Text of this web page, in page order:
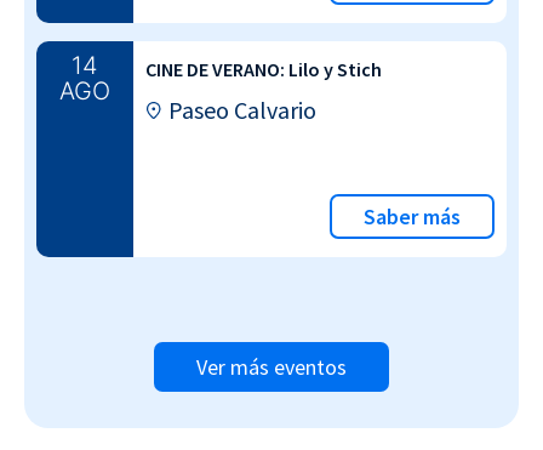
14
AGO
CINE DE VERANO: Lilo y Stich
Paseo Calvario
Saber más
Ver más eventos